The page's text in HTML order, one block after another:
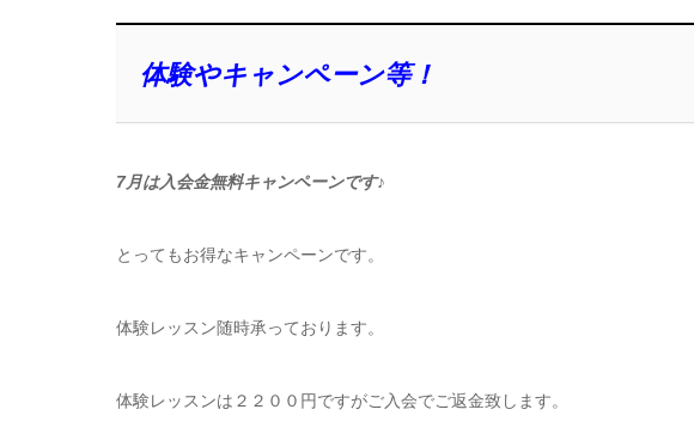
体験やキャンペーン等！
7月は入会金無料キャンペーンです♪
とってもお得なキャンペーンです。
体験レッスン随時承っております。
体験レッスンは２２００円ですがご入会でご返金致します。